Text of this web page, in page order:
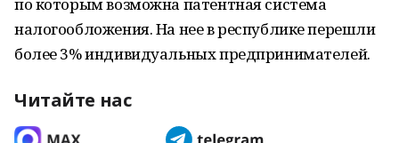
налогообложения. На нее в республике перешли
более 3% индивидуальных предпринимателей.
Читайте нас